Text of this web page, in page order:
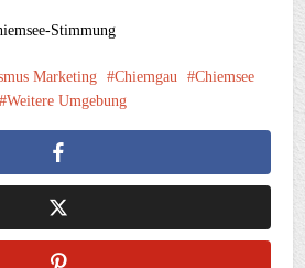
Stimmung
Marketing Chiemgau
Chiemsee
Weitere Umgebung